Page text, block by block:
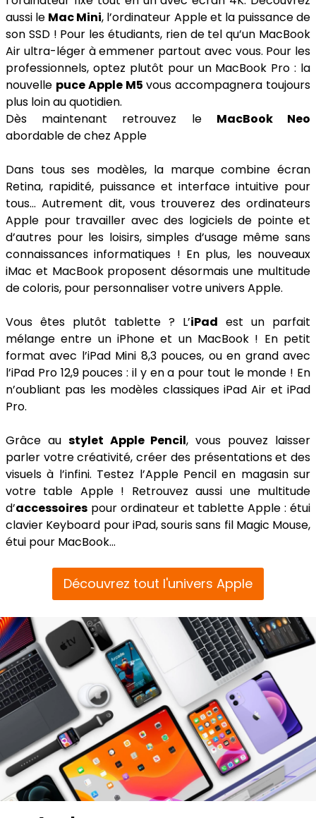
aussi le Mac Mini, l’ordinateur Apple et la puissance de
son SSD ! Pour les étudiants, rien de tel qu’un MacBook
Air ultra-léger à emmener partout avec vous. Pour les
professionnels, optez plutôt pour un MacBook Pro : la
nouvelle puce Apple M5 vous accompagnera toujours
plus loin au quotidien.
Dès maintenant retrouvez le MacBook Neo
abordable de chez Apple
Dans tous ses modèles, la marque combine écran
Retina, rapidité, puissance et interface intuitive pour
tous… Autrement dit, vous trouverez des ordinateurs
Apple pour travailler avec des logiciels de pointe et
d’autres pour les loisirs, simples d’usage même sans
connaissances informatiques ! En plus, les nouveaux
iMac et MacBook proposent désormais une multitude
de coloris, pour personnaliser votre univers Apple.
Vous êtes plutôt tablette ? L’iPad est un parfait
mélange entre un iPhone et un MacBook ! En petit
format avec l’iPad Mini 8,3 pouces, ou en grand avec
l’iPad Pro 12,9 pouces : il y en a pour tout le monde ! En
n’oubliant pas les modèles classiques iPad Air et iPad
Pro.
Grâce au stylet Apple Pencil, vous pouvez laisser
parler votre créativité, créer des présentations et des
visuels à l’infini. Testez l’Apple Pencil en magasin sur
votre table Apple ! Retrouvez aussi une multitude
d’accessoires pour ordinateur et tablette Apple : étui
clavier Keyboard pour iPad, souris sans fil Magic Mouse,
étui pour MacBook…
Découvrez tout l'univers Apple